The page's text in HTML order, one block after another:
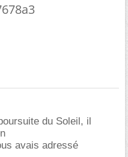
du Soleil, il
avais adressé